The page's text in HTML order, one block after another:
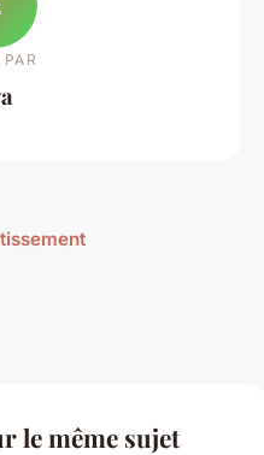
le même sujet